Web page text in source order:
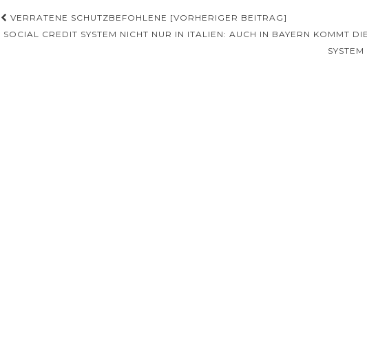
Beitragsnavigation
VERRATENE SCHUTZBEFOHLENE [VORHERIGER BEITRAG]
SOCIAL CREDIT SYSTEM NICHT NUR IN ITALIEN: AUCH IN BAYERN KOMMT
SYSTEM